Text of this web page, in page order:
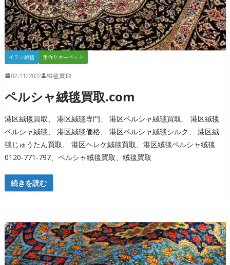
イラン絨毯 手作りカーペット
02/11/2022 絨毯買取
ペルシャ絨毯買取.com
港区絨毯買取、 港区絨毯専門、 港区ペルシャ絨毯買取、 港区絨毯
ペルシャ絨毯、 港区絨毯価格、 港区ペルシャ絨毯シルク、 港区絨
毯じゅうたん買取、 港区ヘレケ絨毯買取、港区絨毯ペルシャ絨毯
0120-771-797、ペルシャ絨毯買取、絨毯買取
続きを読む